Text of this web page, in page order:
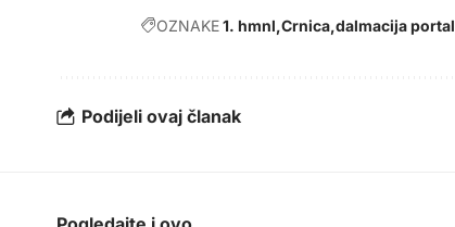
OZNAKE1. hmnl Crnica dalmacija portal
Podijeli ovaj članak